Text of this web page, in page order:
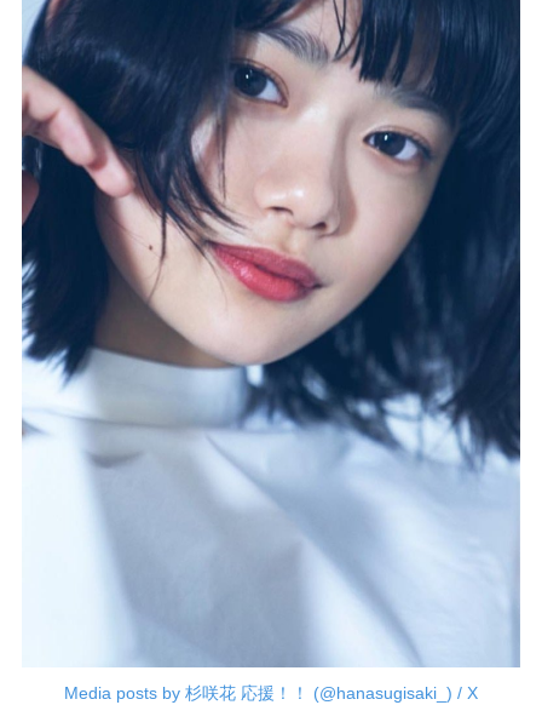
Media posts by 杉咲花 応援！！ (@hanasugisaki_) / X